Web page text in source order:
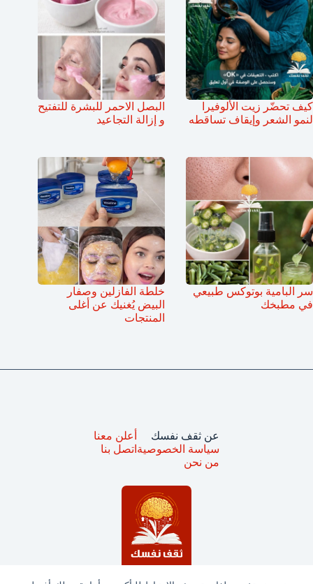
كيف تحضّر زيت الألوفيرا
لنمو الشعر وإيقاف تساقطه
البصل الاحمر للبشرة للتفتيح
و إزالة التجاعيد
سر البامية بوتوكس طبيعي
في مطبخك
خلطة الفازلين وصفار
البيض يُغنيك عن أغلى
المنتجات
عن ثقف نفسك
سياسة الخصوصية
من نحن
أعلن معنا
اتصل بنا